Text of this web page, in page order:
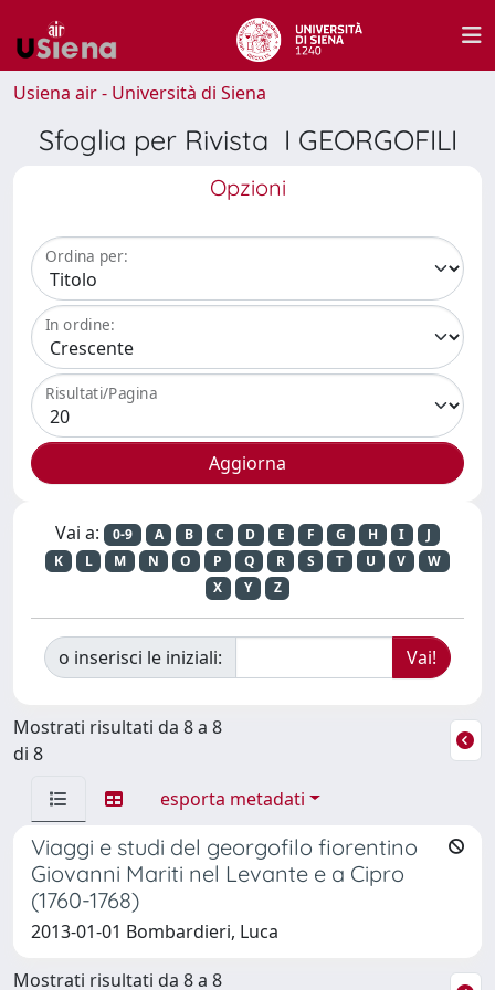
Usiena air - Università di Siena
Sfoglia per Rivista I GEORGOFILI
Opzioni
Ordina per:
In ordine:
Risultati/Pagina
Vai a: 0-9 A B C D E F G H I
J
K
L M N O P Q R S T U V
W
X
Y Z
o inserisci le iniziali:
Mostrati risultati da 8 a 8
di 8
esporta metadati
Viaggi e studi del georgofilo fiorentino
Giovanni Mariti nel Levante e a Cipro
(1760-1768)
2013-01-01 Bombardieri, Luca
Mostrati risultati da 8 a 8